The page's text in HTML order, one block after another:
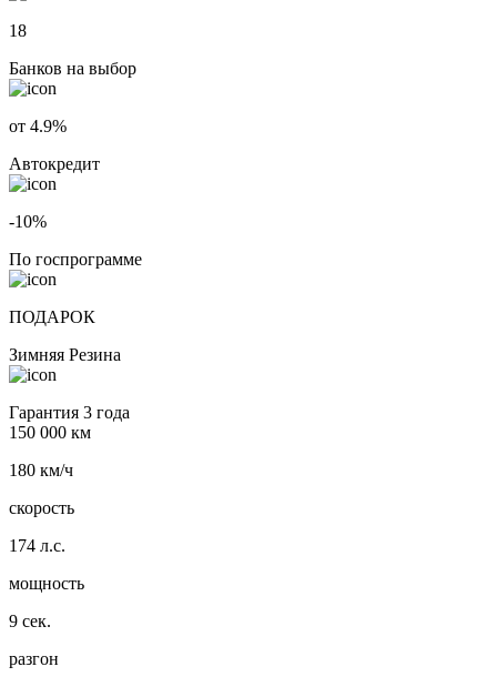
18
Банков на выбор
от 4.9%
Автокредит
-10%
По госпрограмме
ПОДАРОК
Зимняя Резина
Гарантия 3 года
150 000 км
180 км/ч
скорость
174 л.с.
мощность
9 сек.
разгон